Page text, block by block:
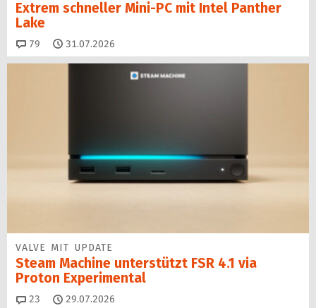
Extrem schneller Mini-PC mit Intel Panther
Lake
79 Kommentare
31.07.2026
VALVE MIT UPDATE
Steam Machine unterstützt FSR 4.1 via
Proton Experimental
23 Kommentare
29.07.2026